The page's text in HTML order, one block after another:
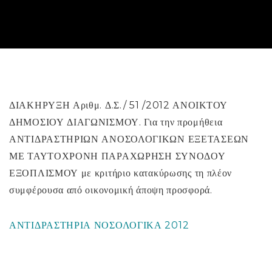
ΔΙΑΚΗΡΥΞΗ Αριθμ. Δ.Σ./ 51 /2012 ΑΝΟΙΚΤΟΥ
ΔΗΜΟΣΙΟΥ ΔΙΑΓΩΝΙΣΜΟΥ. Για την προμήθεια
ΑΝΤΙΔΡΑΣΤΗΡΙΩΝ ΑΝΟΣΟΛΟΓΙΚΩΝ ΕΞΕΤΑΣΕΩΝ
ΜΕ ΤΑΥΤΟΧΡΟΝΗ ΠΑΡΑΧΩΡΗΣΗ ΣΥΝΟΔΟΥ
ΕΞΟΠΛΙΣΜΟΥ με κριτήριο κατακύρωσης τη πλέον
συμφέρουσα από οικονομική άποψη προσφορά.
ΑΝΤΙΔΡΑΣΤΗΡΙΑ ΝΟΣΟΛΟΓΙΚΑ 2012